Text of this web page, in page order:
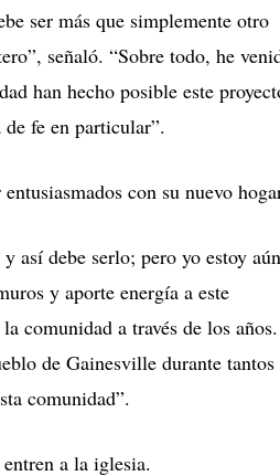
ser más que simplemente otro
señaló. “Sobre todo, he
han hecho posible este
fe en particular”.
con su nuevo
así debe serlo; pero yo estoy aún
y aporte energía a este
comunidad a través de los años.
de Gainesville durante tantos
comunidad”.
a la iglesia.